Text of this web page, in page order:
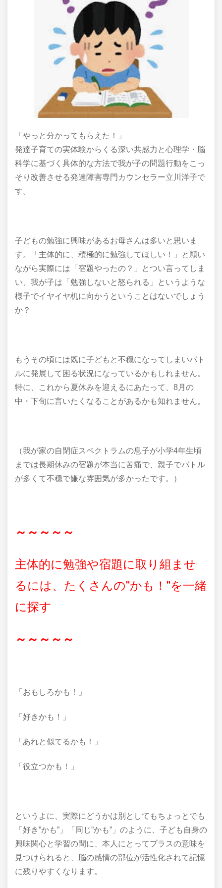
「やっと分かってもらえた！」
発達子育ての実体験からくる深い共感力と心理学・脳
科学に基づく具体的な方法で我が子の問題行動をこっ
そり改善させる発達障害専門カウンセラー立川洋子で
す。
子どもの勉強に興味があるお母さんは多いと思いま
す。「主体的に、積極的に勉強してほしい！」と願い
ながら実際には「宿題やったの？」とつい言ってしま
い、我が子は「勉強しないと怒られる」というような
様子でイヤイヤ机に向かうということはないでしょう
か？
もうその頃には既に子どもと不穏になってしまいバト
ルに発展して困る状況になっているかもしれません。
特に、これから夏休みを迎えるにあたって、8月の
中・下旬に言いたくなることがあるかも知れません。
（我が家の自閉症スペクトラムの息子が小学4年生頃
までは長期休みの宿題が本当に苦痛で、親子でバトル
が多くて不穏で嫌な雰囲気が多かったです。）
～～～～～
主体的に勉強や宿題に取り組ませ
るには、たくさんの”かも！”を一緒
に探す
～～～～～
「おもしろかも！」
「好きかも！」
「あれと似てるかも！」
「役立つかも！」
というよに、実際にどうかは別としてもちょっとでも
「好き”かも”」「同じ”かも”」のように、子ども自身の
興味関心と学習の間に、本人にとってプラスの意味を
見つけられると、脳の感情の部位が活性化されて記憶
に残りやすくなります。